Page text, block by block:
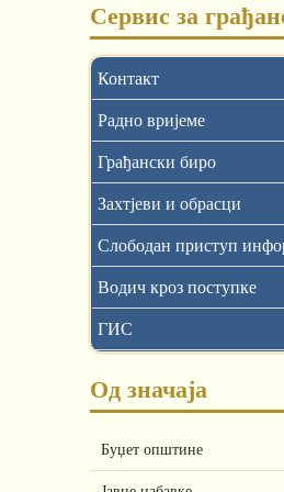
Сервис за
Контакт
Радно вријеме
Грађански биро
Захтјеви и обрасци
Слободан приступ
Водич кроз поступке
ГИС
Од значаја
Буџет општине